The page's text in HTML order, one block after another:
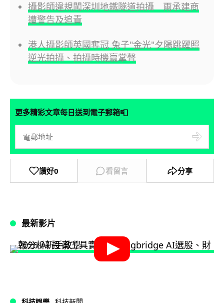
攝影師違規闖深圳地鐵隧道拍攝 兩承建商
遭警告及追責
港人攝影師英國奪冠 兔子"金光"夕陽跳躍照
逆光拍攝、拍攝時機贏掌聲
更多精彩文章每日送到電子郵箱📮
讚好0 看留言 分享
最新影片